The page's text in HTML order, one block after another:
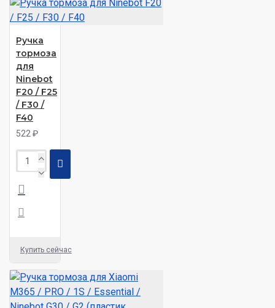
Ручка
тормоза
для
Ninebot
F20 / F25
/ F30 /
F40
522 ₽
Купить сейчас